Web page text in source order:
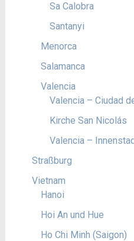
Sa Calobra
Santanyi
Menorca
Salamanca
Valencia
Valencia – Ciudad
Kirche San Nicolás
Valencia –
Straßburg
Vietnam
Hanoi
Hoi An und Hue
Ho Chi Minh (Saigon)